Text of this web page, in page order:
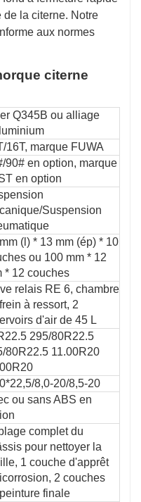
la citerne. Notre
aux normes
citerne
Q345B ou alliage
16T, marque FUWA
90# en option, marque
en option
Suspension
(l) * 13 mm (ép) * 10
ou 100 mm * 12
* 12 couches
relais RE 6, chambre
à ressort, 2
d'air de 45 L
295/80R22.5
80R22.5 11.00R20
8,0-20/8,5-20
ou sans ABS en
complet du
pour nettoyer la
1 couche d'apprêt
2 couches
finale